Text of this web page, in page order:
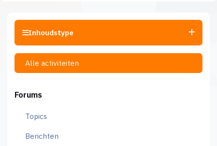
Inhoudstype
Alle activiteiten
Forums
Topics
Berichten